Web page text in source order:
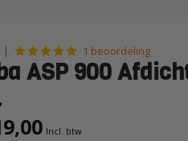
1 beoordeling
ASP 900
Incl. btw